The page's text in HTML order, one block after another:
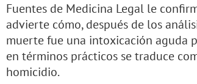
Fuentes de Medicina Legal le
advierte cómo, después de los
muerte fue una intoxicación aguda
en términos prácticos se traduce
homicidio.